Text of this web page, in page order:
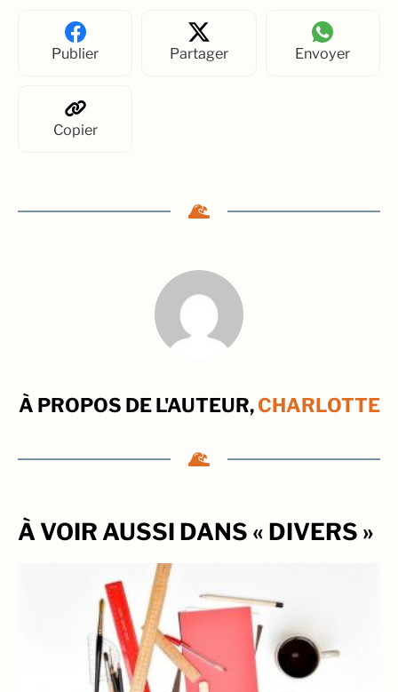
Publier Partager Envoyer
Copier
À PROPOS DE L'AUTEUR,CHARLOTTE
À VOIR AUSSI DANS « DIVERS »